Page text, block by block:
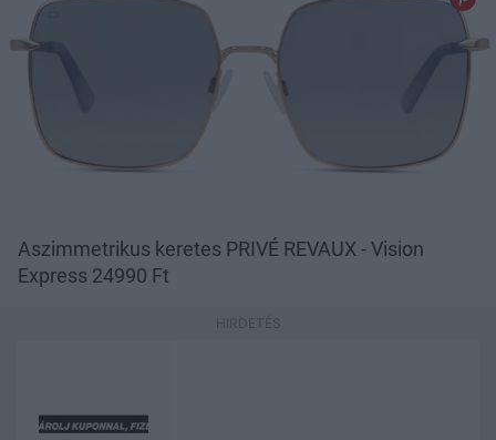
Aszimmetrikus keretes PRIVÉ REVAUX - Vision
Express 24990 Ft